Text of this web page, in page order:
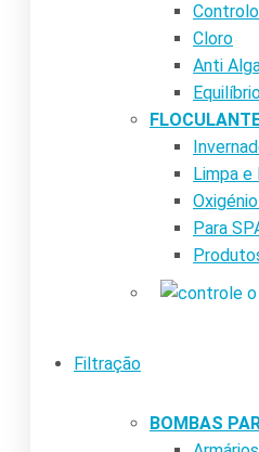
Cloro
Anti
Limpa
Para
Filtração
BOMBAS